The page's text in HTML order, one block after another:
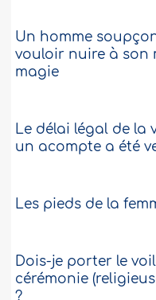
Un homme
vouloir nuire à son
magie
Le délai légal de la
un acompte a été
Les pieds de la
Dois-je porter le
cérémonie
?